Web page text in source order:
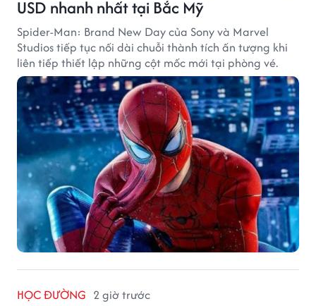
USD nhanh nhất tại Bắc Mỹ
Spider-Man: Brand New Day của Sony và Marvel
Studios tiếp tục nối dài chuỗi thành tích ấn tượng khi
liên tiếp thiết lập những cột mốc mới tại phòng vé.
HỌC ĐƯỜNG 2 giờ trước